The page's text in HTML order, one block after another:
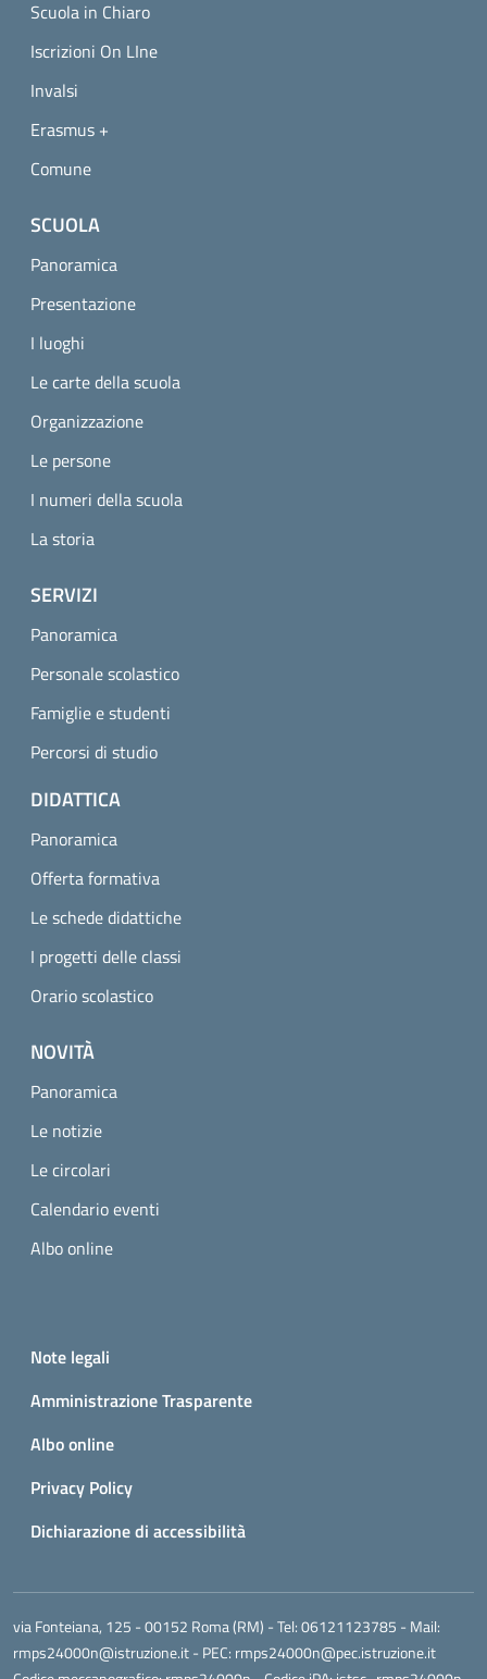
Scuola in Chiaro
Iscrizioni On LIne
Invalsi
Erasmus +
Comune
SCUOLA
Panoramica
Presentazione
I luoghi
Le carte della scuola
Organizzazione
Le persone
I numeri della scuola
La storia
SERVIZI
Panoramica
Personale scolastico
Famiglie e studenti
Percorsi di studio
DIDATTICA
Panoramica
Offerta formativa
Le schede didattiche
I progetti delle classi
Orario scolastico
NOVITÀ
Panoramica
Le notizie
Le circolari
Calendario eventi
Albo online
Small prints
Note legali
Amministrazione Trasparente
Albo online
Privacy Policy
Dichiarazione di accessibilità
via Fonteiana, 125 - 00152 Roma (RM) - Tel:06121123785 - Mail:
rmps24000n@istruzione.it- PEC: rmps24000n@pec.istruzione.it